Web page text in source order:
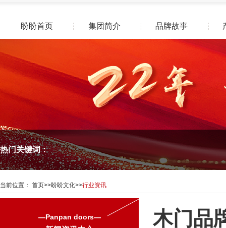
盼盼首页 集团简介 品牌故事
热门关键词：
当前位置： 首页>>盼盼文化>>行业资讯
—Panpan doors— 木门品